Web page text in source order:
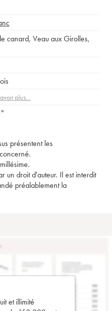
canard, Veau aux Girolles,
plus...
présentent les
un droit d'auteur. Il est interdit
préalablement la
et illimité